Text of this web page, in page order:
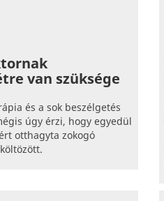
van szüksége
és a sok beszélgetés
úgy érzi, hogy egyedül
otthagyta zokogó